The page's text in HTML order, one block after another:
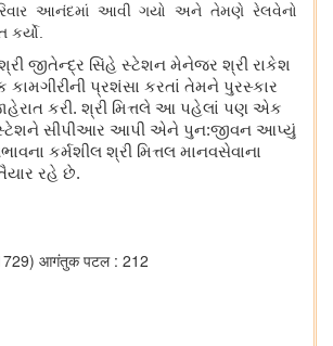
આનંદમાં આવી ગયો અને તેમણે રેલવેનો
કર્યો.
જીતેન્દ્ર સિંહે સ્ટેશન મેનેજર શ્રી રાકેશ
કામગીરીની પ્રશંસા કરતાં તેમને પુરસ્કાર
કરી. શ્રી મિત્તલે આ પહેલાં પણ એક
સ્ટેશને સીપીઆર આપી એને પુન:જીવન આપ્યું
કર્મશીલ શ્રી મિત્તલ માનવસેવાના
રહે છે.
आगंतुक पटल : 212